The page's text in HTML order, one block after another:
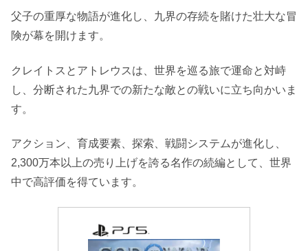
父子の重厚な物語が進化し、九界の存続を賭けた壮大な冒
険が幕を開けます。
クレイトスとアトレウスは、世界を巡る旅で運命と対峙
し、分断された九界での新たな敵との戦いに立ち向かいま
す。
アクション、育成要素、探索、戦闘システムが進化し、
2,300万本以上の売り上げを誇る名作の続編として、世界
中で高評価を得ています。